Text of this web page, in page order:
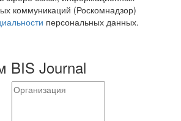
коммуникаций (Роскомнадзор)
персональных данных.
BIS Journal